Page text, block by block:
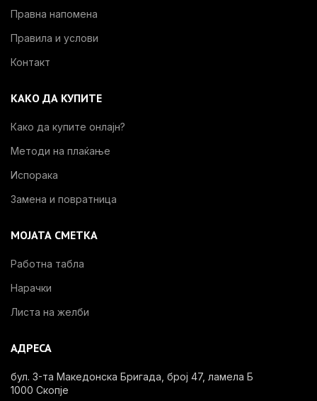
Правна напомена
Правила и услови
Контакт
КАКО ДА КУПИТЕ
Како да купите онлајн?
Методи на плаќање
Испорака
Замена и повратница
МОЈАТА СМЕТКА
Работна табла
Нарачки
Листа на желби
АДРЕСА
бул. 3-та Македонска Бригада, број 47, ламела Б
1000 Скопје